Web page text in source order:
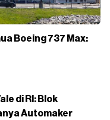
Boeing 737 Max:
di RI: Blok
Automaker